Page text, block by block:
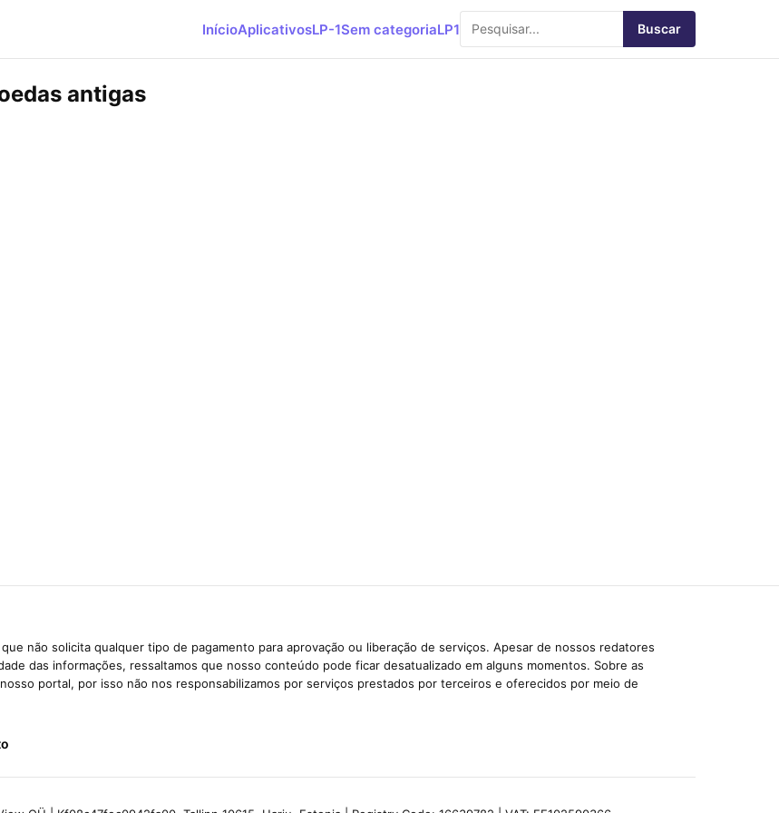
InícioAplicativosLP-1Sem categoriaLP1 Buscar
antigas
não solicita qualquer tipo de pagamento para aprovação ou liberação de serviços. Apesar de nossos redatores
das informações, ressaltamos que nosso conteúdo pode ficar desatualizado em alguns momentos. Sobre as
portal, por isso não nos responsabilizamos por serviços prestados por terceiros e oferecidos por meio de